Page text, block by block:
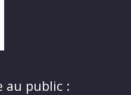
au public :